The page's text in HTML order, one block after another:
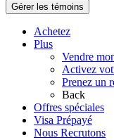
Gérer les témoins
Achetez
Plus
Vendre
Activez
Prenez un
Back
Offres spéciales
Visa Prépayé
Nous Recrutons